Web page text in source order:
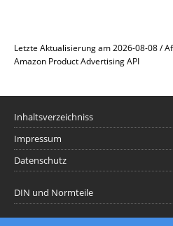
Letzte Aktualisierung am 2026-08-08 /
Amazon Product Advertising API
Inhaltsverzeichniss
Impressum
Datenschutz
DIN und Normteile